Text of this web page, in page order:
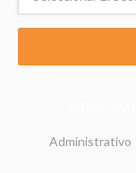
Administrativo